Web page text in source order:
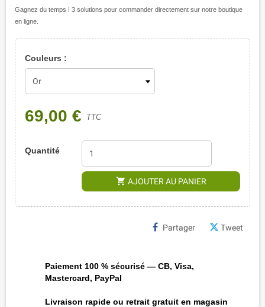
Gagnez du temps ! 3 solutions pour commander directement sur notre boutique
en ligne.
Couleurs :
69,00 € TTC
Quantité
shopping_cart AJOUTER AU PANIER
Partager Tweet
Paiement 100 % sécurisé — CB, Visa,
Mastercard, PayPal
Livraison rapide ou retrait gratuit en magasin